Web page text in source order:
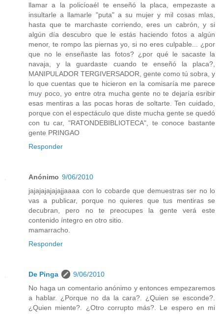
llamar a la policíoaél te enseñó la placa, empezaste a
insultarle a llamarle "puta" a su mujer y mil cosas mlas,
hasta que te marchaste corriendo, eres un cabrón, y si
algún día descubro que le estás haciendo fotos a algún
menor, te rompo las piernas yo, si no eres culpable... ¿por
que no le enseñaste las fotos? ¿por qué le sacaste la
navaja, y la guardaste cuando te enseñó la placa?,
MANIPULADOR TERGIVERSADOR, gente como tú sobra, y
lo que cuentas que te hicieron en la comisaría me parece
muy poco, yo entre otra mucha gente no te dejaría esribir
esas mentiras a las pocas horas de soltarte. Ten cuidado,
porque con el espectáculo que diste mucha gente se quedó
con tu car, "RATONDEBIBLIOTECA", te conoce bastante
gente PRINGAO
Responder
Anónimo 9/06/2010
jajajajajajajjaaaa con lo cobarde que demuestras ser no lo
vas a publicar, porque no quieres que tus mentiras se
decubran, pero no te preocupes la gente verá este
contenido íntegro en otro sitio.
mamarracho.
Responder
De Pinga
9/06/2010
No haga un comentario anónimo y entonces empezaremos
a hablar. ¿Porque no da la cara?. ¿Quien se esconde?.
¿Quien miente?. ¿Otro corrupto más?. Le espero en mi